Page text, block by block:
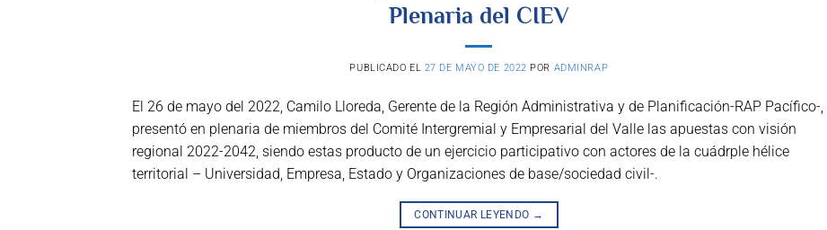
Plenaria del CIEV
PUBLICADO EL 27 DE MAYO DE 2022 POR ADMINRAP
El 26 de mayo del 2022, Camilo Lloreda, Gerente de la Región Administrativa y de Planificación-RAP Pacífico-,
presentó en plenaria de miembros del Comité Intergremial y Empresarial del Valle las apuestas con visión
regional 2022-2042, siendo estas producto de un ejercicio participativo con actores de la cuádrple hélice
territorial – Universidad, Empresa, Estado y Organizaciones de base/sociedad civil-.
CONTINUAR LEYENDO →